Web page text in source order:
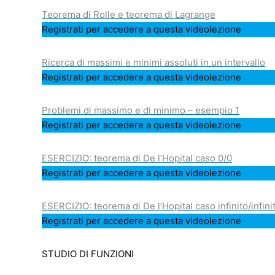
Teorema di Rolle e teorema di Lagrange
Registrati per accedere a questa videolezione
Ricerca di massimi e minimi assoluti in un intervallo
Registrati per accedere a questa videolezione
Problemi di massimo e di minimo – esempio 1
Registrati per accedere a questa videolezione
ESERCIZIO: teorema di De l’Hopital caso 0/0
Registrati per accedere a questa videolezione
ESERCIZIO: teorema di De l’Hopital caso infinito/
Registrati per accedere a questa videolezione
STUDIO DI FUNZIONI